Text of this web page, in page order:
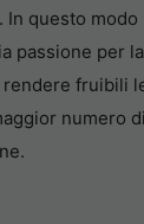
In questo modo
passione per la
fruibili
numero di